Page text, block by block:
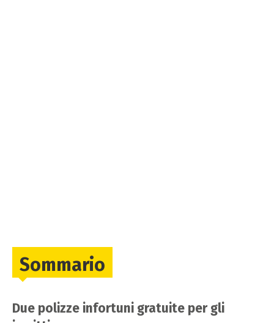
Sommario
Due polizze infortuni gratuite per gli